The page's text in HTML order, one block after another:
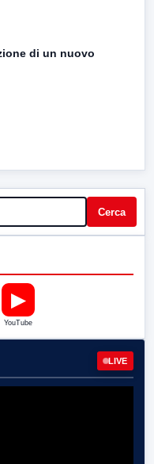
di un nuovo
Cerca
▶
YouTube
LIVE